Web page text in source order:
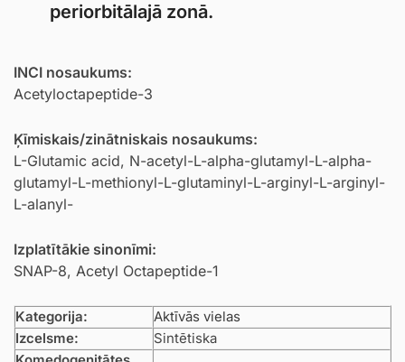
periorbitālajā zonā.
INCI nosaukums:
Acetyloctapeptide-3
Ķīmiskais/zinātniskais nosaukums:
L-Glutamic acid, N-acetyl-L-alpha-glutamyl-L-alpha-
glutamyl-L-methionyl-L-glutaminyl-L-arginyl-L-arginyl-
L-alanyl-
Izplatītākie sinonīmi:
SNAP-8, Acetyl Octapeptide-1
Kategorija:
Aktīvās vielas
Izcelsme:
Sintētiska